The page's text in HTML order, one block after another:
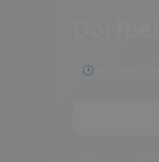
🕒 Jetzt geöffnet